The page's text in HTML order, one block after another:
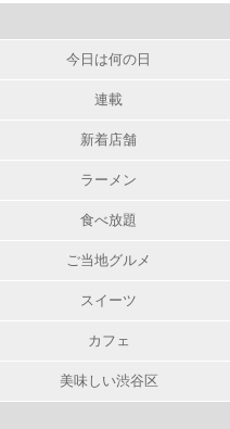
今日は何の日
連載
新着店舗
ラーメン
食べ放題
ご当地グルメ
スイーツ
カフェ
美味しい渋谷区